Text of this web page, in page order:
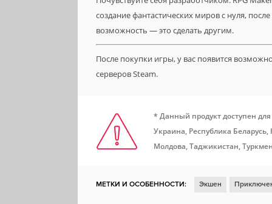
создание фантастических миров с нуля,
возможность — это сделать другим.
После покупки игры, у вас появится
серверов Steam.
* Данный продукт доступен
Украина, Республика
Молдова, Таджикистан,
МЕТКИ И ОСОБЕННОСТИ: Экшен